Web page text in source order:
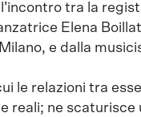
tra la
Elena
e dalla
le relazioni tra
reali; ne